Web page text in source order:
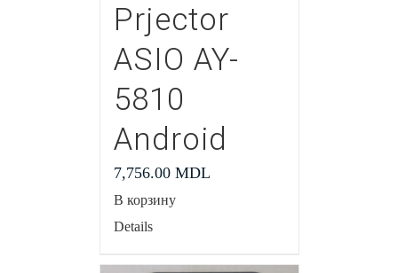
Prjector
ASIO AY-
5810
Android
7,756.00 MDL
В корзину
Details